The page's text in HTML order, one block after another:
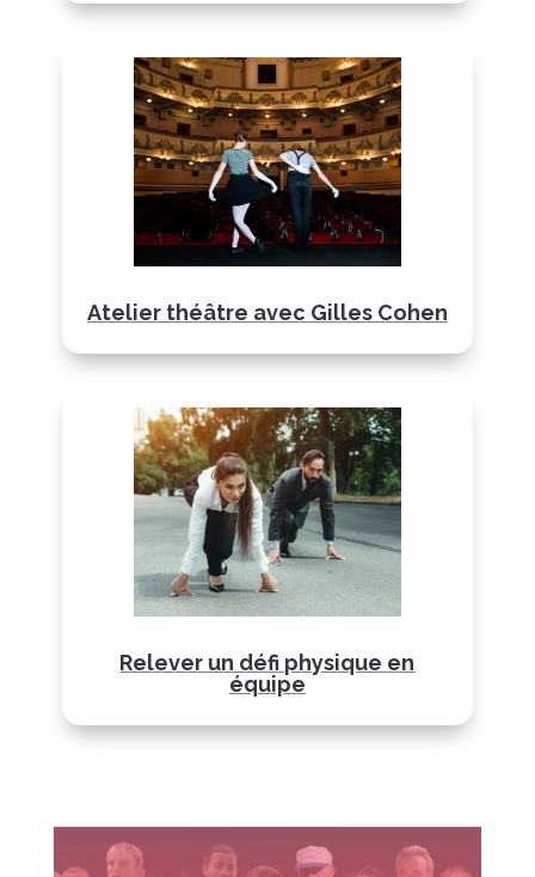
Atelier théâtre avec Gilles Cohen
Relever un défi physique en
équipe